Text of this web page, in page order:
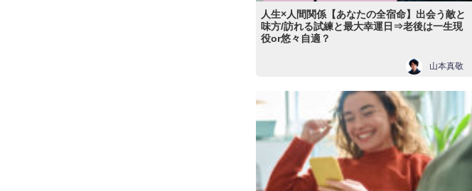
人生×人間関係【あなたの全宿命】出会う敵と
味方/訪れる試練と最大幸運日⇒老後は一生現
役or悠々自適？
山本真敬